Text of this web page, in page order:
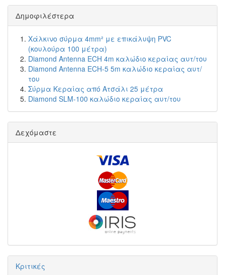
Δημοφιλέστερα
Χάλκινο σύρμα 4mm² με επικάλυψη PVC
(κουλούρα 100 μέτρα)
Diamond Antenna ECH 4m καλώδιο κεραίας αυτ/του
Diamond Antenna ECH-5 5m καλώδιο κεραίας αυτ/
του
Σύρμα Κεραίας από Ατσάλι 25 μέτρα
Diamond SLM-100 καλώδιο κεραίας αυτ/του
Δεχόμαστε
Κριτικές